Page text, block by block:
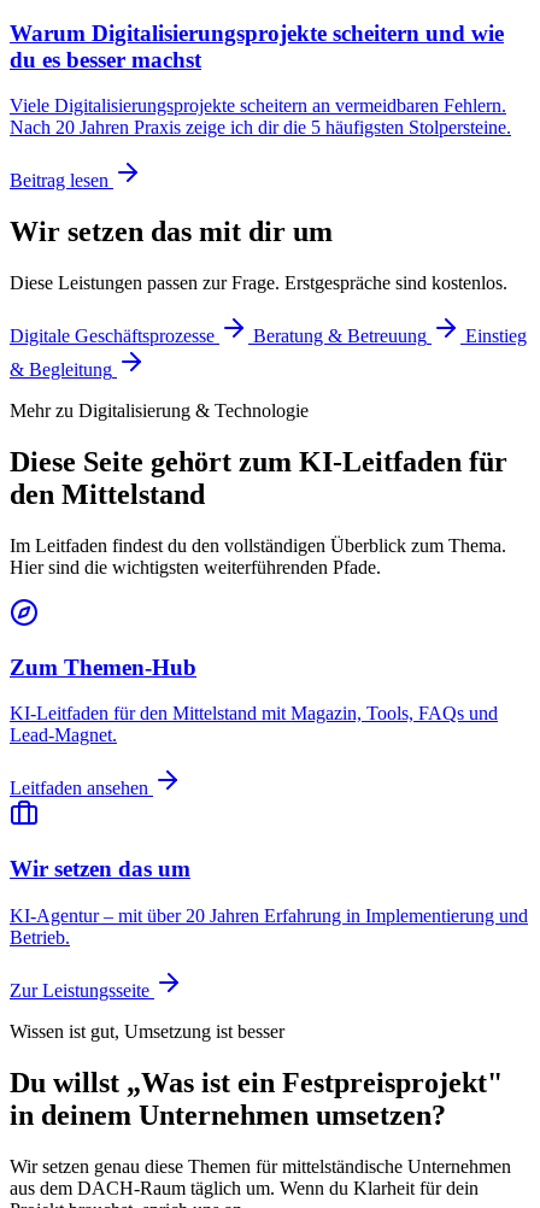
Warum Digitalisierungsprojekte scheitern und wie
du es besser machst
Viele Digitalisierungsprojekte scheitern an vermeidbaren Fehlern.
Nach 20 Jahren Praxis zeige ich dir die 5 häufigsten Stolpersteine.
Beitrag lesen
Wir setzen das mit dir um
Diese Leistungen passen zur Frage. Erstgespräche sind kostenlos.
Digitale Geschäftsprozesse Beratung & Betreuung
Einstieg
& Begleitung
Mehr zu Digitalisierung & Technologie
Diese Seite gehört zum KI-Leitfaden für
den Mittelstand
Im Leitfaden findest du den vollständigen Überblick zum Thema.
Hier sind die wichtigsten weiterführenden Pfade.
Zum Themen-Hub
KI-Leitfaden für den Mittelstand mit Magazin, Tools, FAQs und
Lead-Magnet.
Leitfaden ansehen
Wir setzen das um
KI-Agentur – mit über 20 Jahren Erfahrung in Implementierung und
Betrieb.
Zur Leistungsseite
Wissen ist gut, Umsetzung ist besser
Du willst „Was ist ein Festpreisprojekt"
in deinem Unternehmen umsetzen?
Wir setzen genau diese Themen für mittelständische Unternehmen
aus dem DACH-Raum täglich um. Wenn du Klarheit für dein